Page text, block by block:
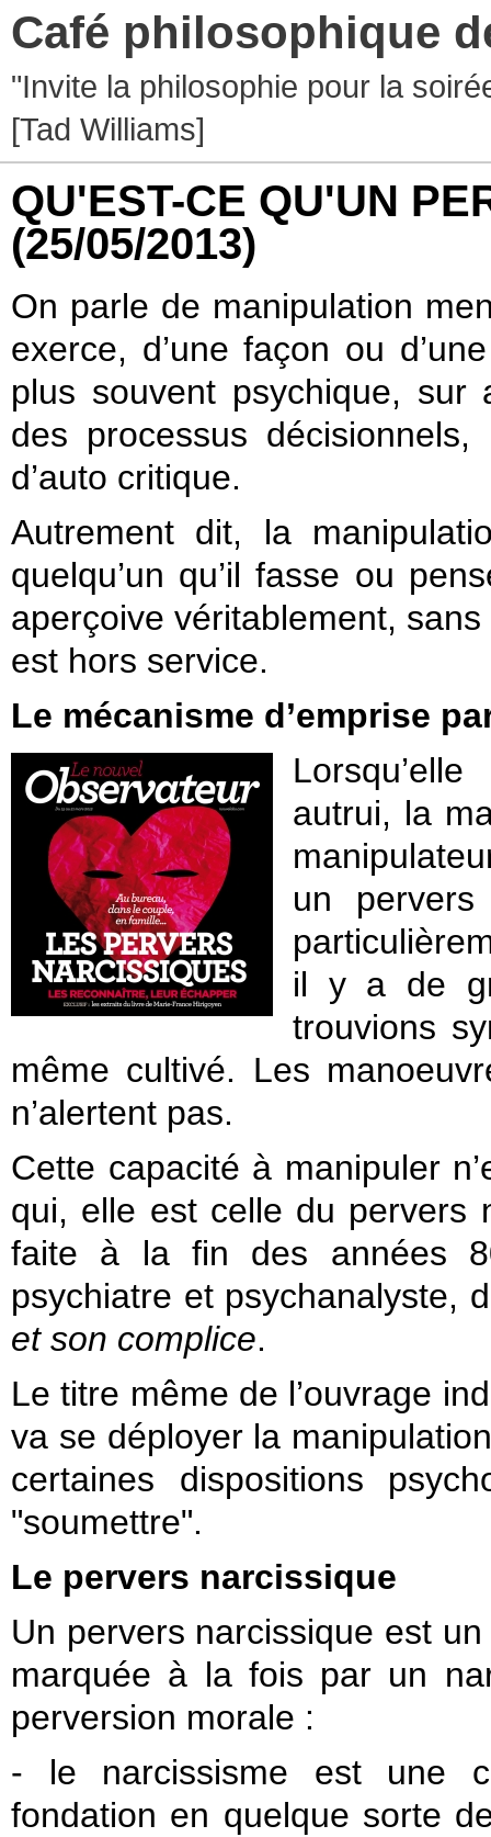
Café philosophique
"Invite la philosophie pour la
[Tad Williams]
QU'EST-CE QU'UN
(25/05/2013)
On parle de manipulation
exerce, d’une façon ou
plus souvent psychique, sur
des processus
d’auto critique.
Autrement dit, la
quelqu’un qu’il fasse ou
aperçoive véritablement,
est hors service.
Le mécanisme d’emprise
autrui, la
un
il y a de
trouvions
même cultivé. Les
n’alertent pas.
Cette capacité à manipuler
qui, elle est celle du pervers
faite à la fin des années
psychiatre et psychanalyste,
et son complice.
Le titre même de l’ouvrage
va se déployer la
certaines dispositions
"soumettre".
Le pervers narcissique
Un pervers narcissique est
marquée à la fois par un
perversion morale :
- le narcissisme est une
fondation en quelque sorte